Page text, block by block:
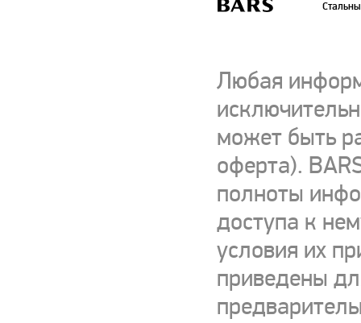
Любая
может быть
оферта).
полноты
доступа к
условия их
приведены